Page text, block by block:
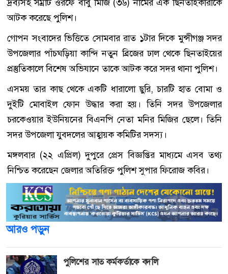
দ্রব্যসহ সম্রাট ওরফে বাবু মিজি (৩৬) নামের এক ছিনতাইকারীকে
আটক করেছে পুলিশ।
গোপন সংবাদের ভিত্তিতে সোমবার রাত ১টার দিকে মুন্সীগঞ্জ সদর
উপজেলার পাঁচঘড়িয়া কান্দি নতুন ব্রিজের ঢাল থেকে ছিনতাইয়ের
প্রস্তুতিকালে বিশেষ অভিযানে তাকে আটক করে সদর থানা পুলিশ।
এসময় তার কাছ থেকে একটি ধারালো ছুরি, চারটি হাত বোমা ও
দুইটি মোবাইল ফোন উদ্ধার করা হয়। তিনি সদর উপজেলার
চরকেওয়ার ইউনিয়নের বিএনপি নেতা মনির মিজির ছেলে। তিনি
সদর উপজেলা যুবদলের আহ্বায়ক কমিটির সদস্য।
মঙ্গলবার (২২ এপ্রিল) দুপুরে প্রেস বিজ্ঞপ্তির মাধ্যমে এসব তথ্য
নিশ্চিত করেছেন জেলার অতিরিক্ত পুলিশ সুপার ফিরোজ কবির।
আরও পড়ুন
পুলিশের সাত কর্মকর্তাকে বদলি